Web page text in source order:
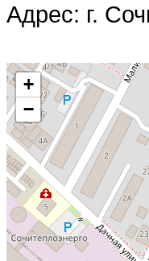
Адрес: г.
+
−